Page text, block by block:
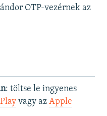
OTP-vezérnek az
: töltse le ingyenes
vagy az Apple